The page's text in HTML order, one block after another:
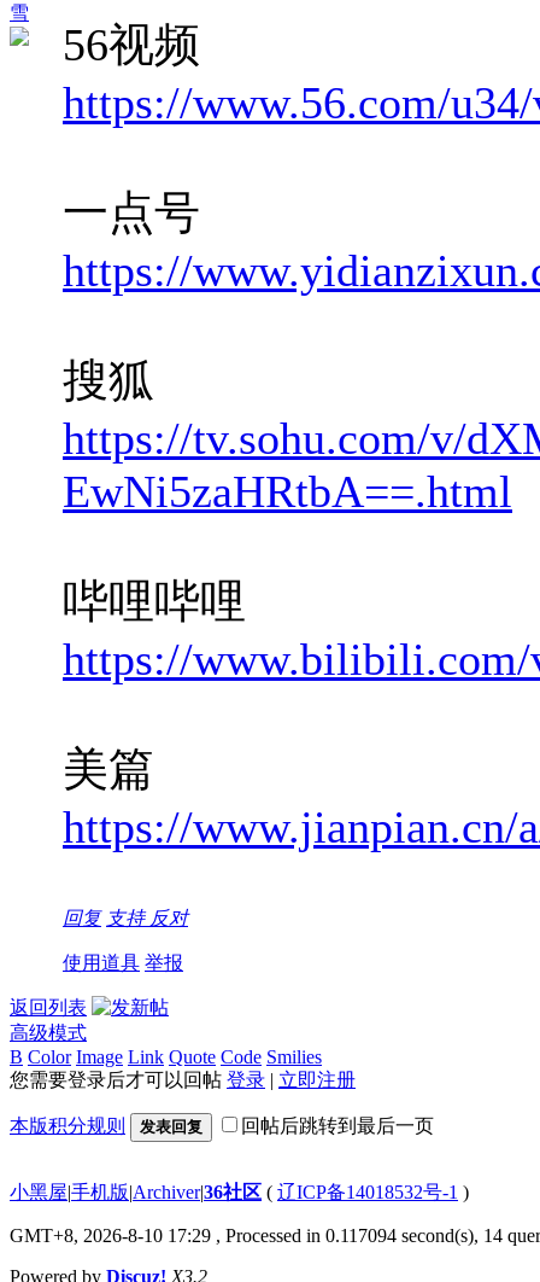
雪
56视频
https://www.56.com/
一点号
https://
搜狐
https://tv.sohu.com/v/
EwNi5zaHRtbA==.html
哔哩哔哩
https://
美篇
https://www.jianpian.cn/
回复 支持 反对
使用道具 举报
返回列表
高级模式
B Color Image Link Quote Code Smilies
您需要登录后才可以回帖 登录 | 立即注册
本版积分规则 发表回复 回帖后跳转到最后一页
小黑屋|手机版|Archiver|36社区 ( 辽ICP备14018532号-1 )
GMT+8, 2026-8-10 17:29 , Processed in 0.117094 second(s), 14
Powered by Discuz! X3.2